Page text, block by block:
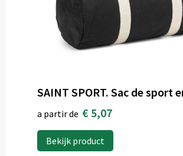
a partir de € 5,07
Bekijk product